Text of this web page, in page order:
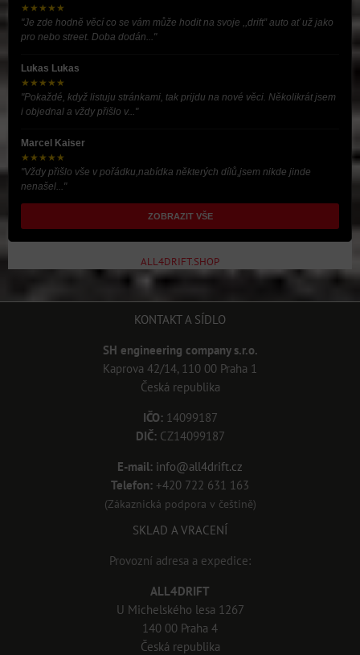
★★★★★
"Je zde hodně věcí co se vám může hodit na svoje ,,drift” auto ať už jako
pro nebo street. Doba dodán..."
Lukas Lukas
★★★★★
"Pokaždé, když listuju stránkami, tak prijdu na nové věci. Několikrát jsem
i objednal a vždy přišlo v..."
Marcel Kaiser
★★★★★
"Vždy přišlo vše v pořádku,nabídka některých dílů,jsem nikde jinde
nenašel..."
ZOBRAZIT VŠE
ALL4DRIFT.SHOP
KONTAKT A SÍDLO
SH engineering company s.r.o.
Kaprova 42/14, 110 00 Praha 1
Česká republika
IČO:14099187
DIČ:CZ14099187
E-mail: info@all4drift.cz
Telefon: +420 722 631 163
(Zákaznická podpora v češtině)
SKLAD A VRACENÍ
Provozní adresa a expedice:
ALL4DRIFT
U Michelského lesa 1267
140 00 Praha 4
Česká republika